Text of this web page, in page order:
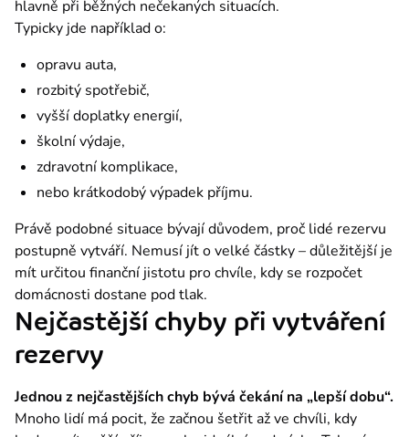
hlavně při běžných nečekaných situacích.
Typicky jde například o:
opravu auta,
rozbitý spotřebič,
vyšší doplatky energií,
školní výdaje,
zdravotní komplikace,
nebo krátkodobý výpadek příjmu.
Právě podobné situace bývají důvodem, proč lidé rezervu
postupně vytváří. Nemusí jít o velké částky – důležitější je
mít určitou finanční jistotu pro chvíle, kdy se rozpočet
domácnosti dostane pod tlak.
Nejčastější chyby při vytváření
rezervy
Jednou z nejčastějších chyb bývá čekání na „lepší dobu“.
Mnoho lidí má pocit, že začnou šetřit až ve chvíli, kdy